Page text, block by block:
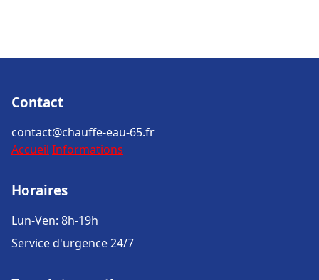
Contact
contact@chauffe-eau-65.fr
Accueil Informations
Horaires
Lun-Ven: 8h-19h
Service d'urgence 24/7